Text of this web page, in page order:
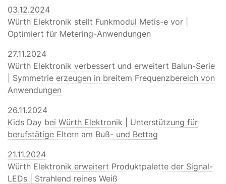
03.12.2024
Würth Elektronik stellt Funkmodul Metis-e vor |
Optimiert für Metering-Anwendungen
27.11.2024
Würth Elektronik verbessert und erweitert Balun-Serie
| Symmetrie erzeugen in breitem Frequenzbereich von
Anwendungen
26.11.2024
Kids Day bei Würth Elektronik | Unterstützung für
berufstätige Eltern am Buß- und Bettag
21.11.2024
Würth Elektronik erweitert Produktpalette der Signal-
LEDs | Strahlend reines Weiß